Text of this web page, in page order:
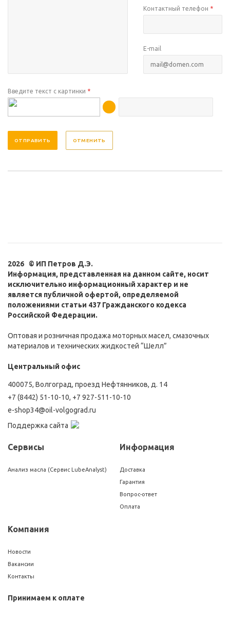
Контактный телефон *
E-mail
Введите текст с картинки *
ОТМЕНИТЬ
2026 © ИП Петров Д.Э.
Информация, представленная на данном сайте, носит
исключительно информационный характер и не
является публичной офертой, определяемой
положениями статьи 437 Гражданского кодекса
Российской Федерации.
Оптовая и розничная продажа моторных масел, смазочных
материалов и технических жидкостей “Шелл”
Центральный офис
400075, Волгоград, проезд Нефтянников, д. 14
+7 (8442) 51-10-10, +7 927-511-10-10
e-shop34@oil-volgograd.ru
Поддержка сайта
Сервисы
Анализ масла (Сервис LubeAnalyst)
Информация
Доставка
Гарантия
Вопрос-ответ
Оплата
Компания
Новости
Вакансии
Контакты
Принимаем к оплате